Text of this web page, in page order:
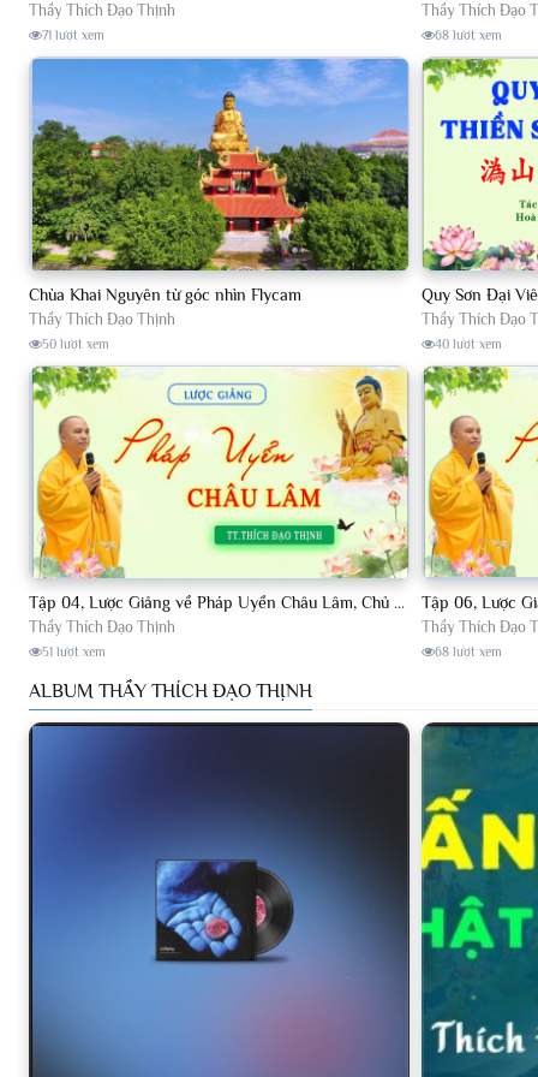
Thầy Thích Đạo Thịnh
71 lượt xem
Thầy Thích Đạo
68 lượt xem
Chùa Khai Nguyên từ góc nhìn Flycam
Thầy Thích Đạo Thịnh
50 lượt xem
Thầy Thích Đạo
40 lượt xem
Tập 04, Lược Giảng về Pháp Uyển Châu Lâm, Chủ giảng TT. Thích Đạo Thịnh
Thầy Thích Đạo Thịnh
51 lượt xem
Thầy Thích Đạo
68 lượt xem
ALBUM THẦY THÍCH ĐẠO THỊNH